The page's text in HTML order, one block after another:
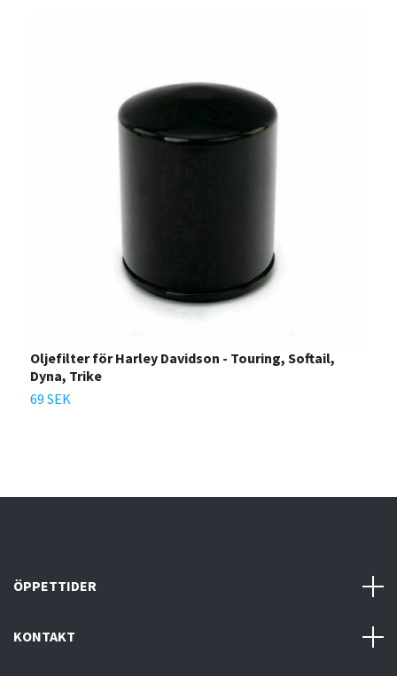
Oljefilter för Harley Davidson - Touring, Softail,
Dyna, Trike
69 SEK
ÖPPETTIDER
KONTAKT